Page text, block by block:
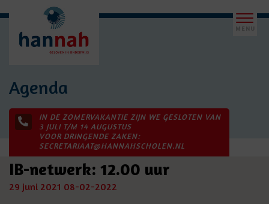
Agenda
IN DE ZOMERVAKANTIE ZIJN WE GESLOTEN VAN
3 JULI T/M 14 AUGUSTUS
VOOR DRINGENDE ZAKEN:
SECRETARIAAT@HANNAHSCHOLEN.NL
IB-netwerk: 12.00 uur
29 juni 2021 08-02-2022